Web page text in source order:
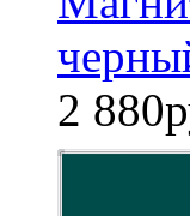
2 880